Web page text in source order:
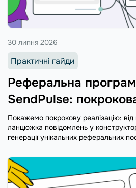
Реферальна
SendPulse:
30 липня 2026
Практичні гайди
Покажемо покрокову реалізацію:
ланцюжка повідомлень у
генерації унікальних реферальних